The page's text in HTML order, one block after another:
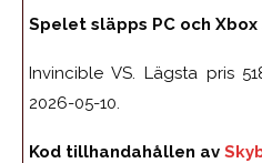
Spelet släpps PC och Xbox
Invincible VS. Lägsta pris
2026-05-10.
Kod tillhandahållen av